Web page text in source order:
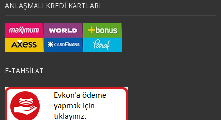
ANLAŞMALI KREDI KARTLARI
E-TAHSİLAT